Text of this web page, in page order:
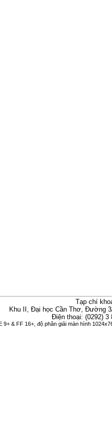
Tạp chí
Khu II, Đại học Cần Thơ, Đường
Điện thoại: (0292)
& FF 16+, độ phân giải màn hình